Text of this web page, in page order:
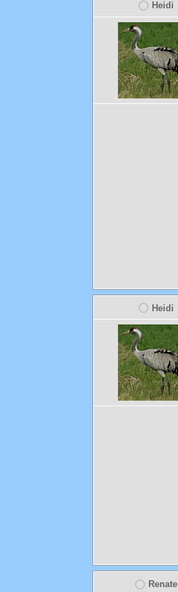
Heidi
Heidi
Renate